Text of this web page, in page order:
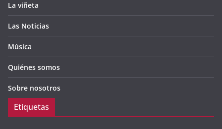
La viñeta
Las Noticias
Música
Quiénes somos
Sobre nosotros
Etiquetas